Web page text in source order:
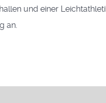
und einer
an.